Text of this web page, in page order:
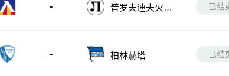
-
普罗夫迪夫火车
已结
- 柏林赫塔 已结